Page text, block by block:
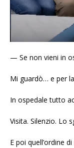
— Se non vieni in
Mi guardò… e per
In ospedale tutto
Visita. Silenzio. Lo
E poi quell’ordine